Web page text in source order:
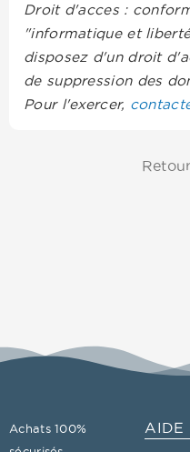
Droit d'acces :
"informatique et
disposez d'un droit
de suppression des
Pour l'exercer,
Achats 100%
AIDE